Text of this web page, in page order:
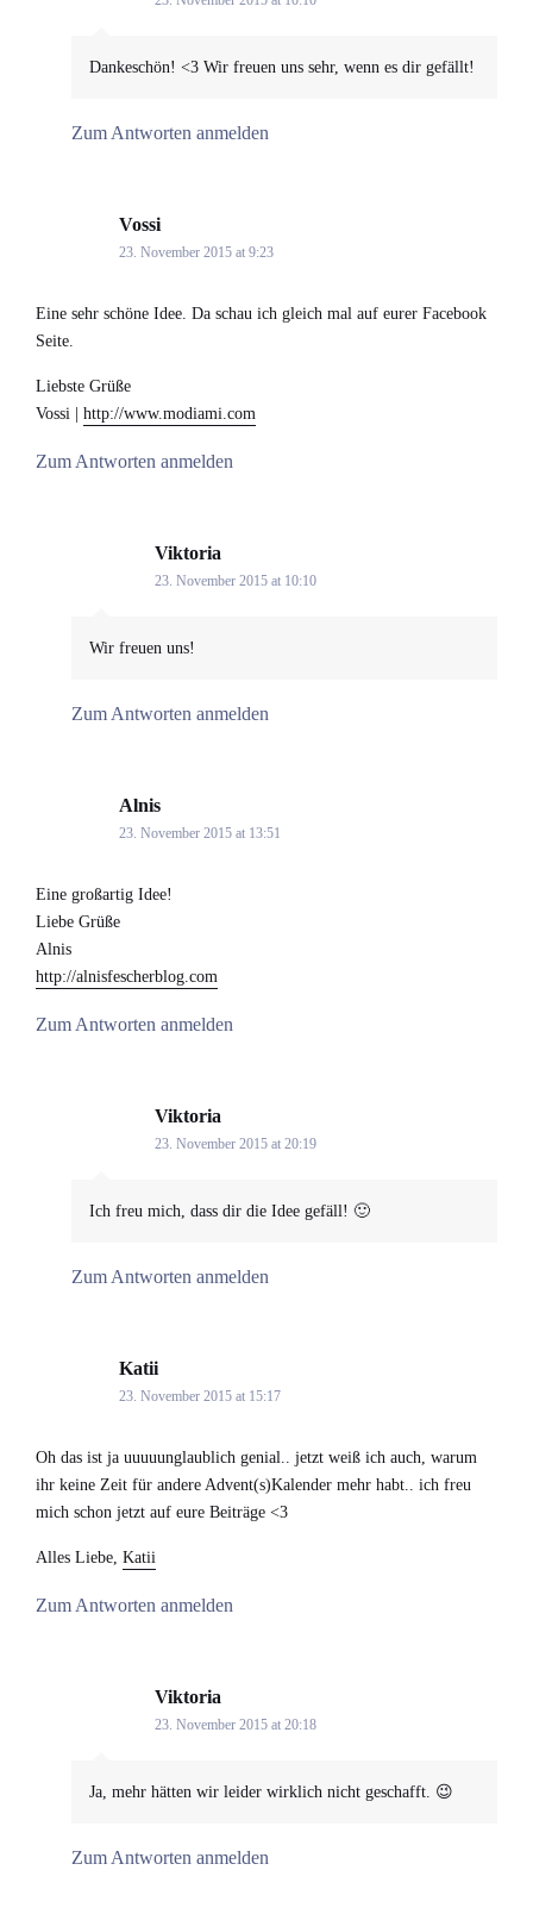
Dankeschön! <3 Wir freuen uns sehr, wenn es dir gefällt!
Zum Antworten anmelden
Vossi
23. November 2015 at 9:23
Eine sehr schöne Idee. Da schau ich gleich mal auf eurer Facebook
Seite.
Liebste Grüße
Vossi | http://www.modiami.com
Zum Antworten anmelden
Viktoria
23. November 2015 at 10:10
Wir freuen uns!
Zum Antworten anmelden
Alnis
23. November 2015 at 13:51
Eine großartig Idee!
Liebe Grüße
Alnis
http://alnisfescherblog.com
Zum Antworten anmelden
Viktoria
23. November 2015 at 20:19
Ich freu mich, dass dir die Idee gefäll! 🙂
Zum Antworten anmelden
Katii
23. November 2015 at 15:17
Oh das ist ja uuuuunglaublich genial.. jetzt weiß ich auch, warum
ihr keine Zeit für andere Advent(s)Kalender mehr habt.. ich freu
mich schon jetzt auf eure Beiträge <3
Alles Liebe, Katii
Zum Antworten anmelden
Viktoria
23. November 2015 at 20:18
Ja, mehr hätten wir leider wirklich nicht geschafft. 😉
Zum Antworten anmelden